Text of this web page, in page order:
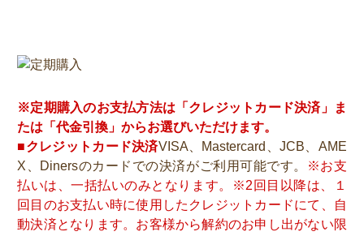
※定期購入のお支払方法は「クレジットカード決済」ま
たは「代金引換」からお選びいただけます。
■クレジットカード決済VISA、Mastercard、JCB、AME
X、Dinersのカードでの決済がご利用可能です。
※お支
払いは、一括払いのみとなります。※2回目以降は、１
回目のお支払い時に使用したクレジットカードにて、自
動決済となります。お客様から解約のお申し出がない限